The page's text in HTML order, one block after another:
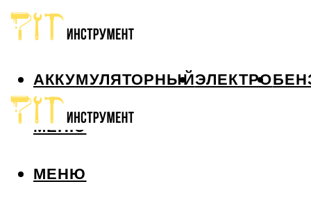
АККУМУЛЯТОРНЫЙЭЛЕКТРО
МЕНЮ
МЕНЮ